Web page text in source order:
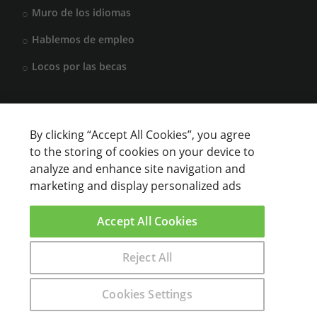
Encuentra aquí el curso que buscas
Muro de los idiomas
Hablemos de empleo
Locos por las becas
Anunciar cursos
USUARIOS
sparkling © 2000 - 2021 Aprendemas.com -Aviso Legal
By clicking “Accept All Cookies”, you agree
to the storing of cookies on your device to
analyze and enhance site navigation and
marketing and display personalized ads
Cookies Settings
Reject All
Accept All Cookies